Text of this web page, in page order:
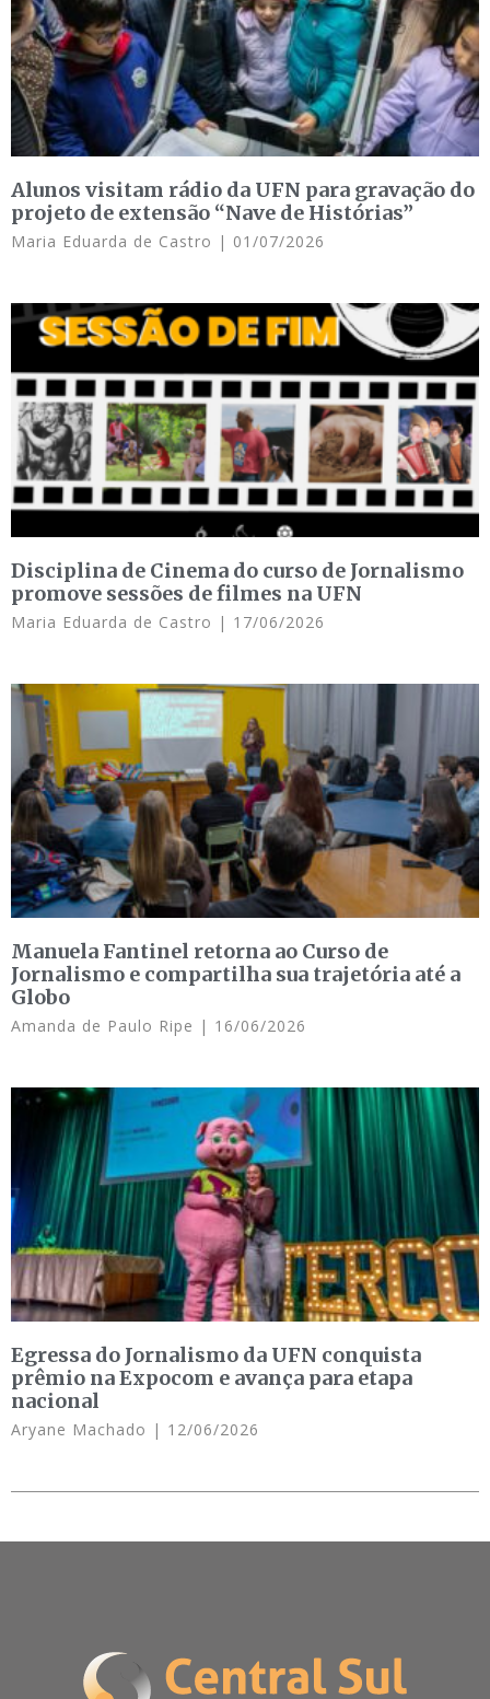
Alunos visitam rádio da UFN para gravação do
projeto de extensão “Nave de Histórias”
Maria Eduarda de Castro 01/07/2026
Disciplina de Cinema do curso de Jornalismo
promove sessões de filmes na UFN
Maria Eduarda de Castro 17/06/2026
Manuela Fantinel retorna ao Curso de
Jornalismo e compartilha sua trajetória até a
Globo
Amanda de Paulo Ripe 16/06/2026
Egressa do Jornalismo da UFN conquista
prêmio na Expocom e avança para etapa
nacional
Aryane Machado 12/06/2026